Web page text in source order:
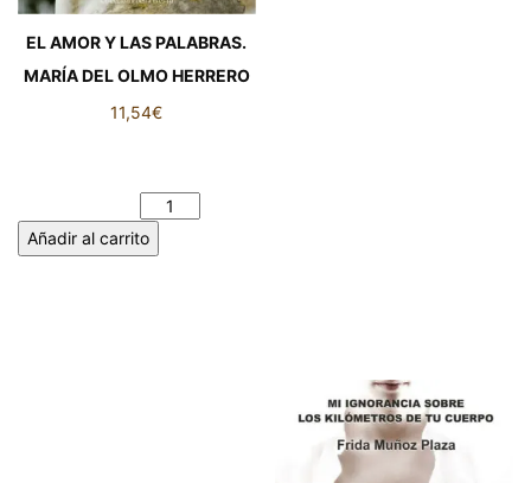
EL AMOR Y LAS PALABRAS.
MARÍA DEL OLMO HERRERO
11,54€
Añadir al carrito